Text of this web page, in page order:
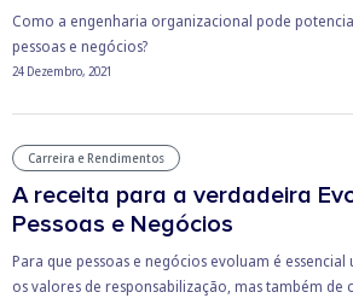
Como a engenharia organizacional pode
pessoas e negócios?
24 Dezembro, 2021
Carreira e Rendimentos
A receita para a verdadeira
Pessoas e Negócios
Para que pessoas e negócios evoluam é
os valores de responsabilização, mas também de